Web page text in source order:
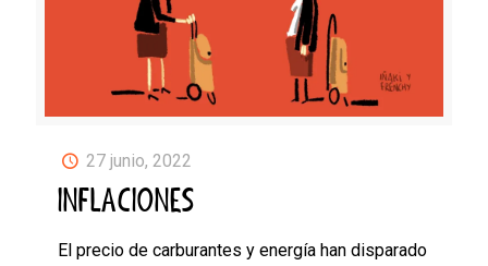
27 junio, 2022
INFLACIONES
El precio de carburantes y energía han disparado